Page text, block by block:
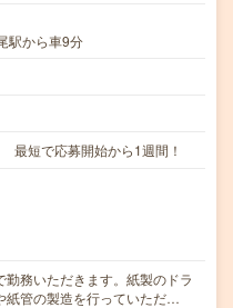
駅から車9分
最短で応募開始から1週間！
務いただきます。紙製のドラ
紙管の製造を行っていただ…